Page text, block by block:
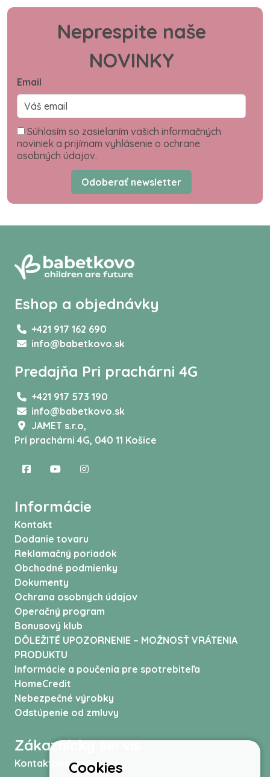
Neprespite naše
NOVINKY
Email
Súhlasím so zasielaním vašich informačných
noviniek a prijímam vyhlásenie o ochrane
osobných údajov.
Odoberať newsletter
Eshop a objednávky
+421 917 162 690
info@babetkovo.sk
Predajňa Pri prachárni 4G
+421 917 573 190
info@babetkovo.sk
JAMET s.r.o,
Pri prachárni 4G, 040 11 Košice
Informácie
Kontakt
Dodanie tovaru
Reklamačný poriadok
Obchodné podmienky
Dokumenty
Ochrana osobných údajov
Operačný program
Bonusový klub
DÔLEŽITÉ UPOZORNENIE – MOŽNOSŤ VRÁTENIA
PRODUKTU
Informácie a poučenia pre spotrebiteľa
HomeCredit
Nebezpečné výrobky
Odstúpenie od zmluvy
Zákaznícky servis
Kontaktujte násCookies